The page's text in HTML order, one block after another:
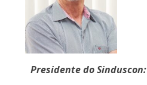
Presidente do Sinduscon: